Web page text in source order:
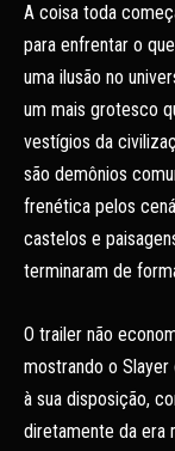
A coisa toda
para enfrentar o
uma ilusão no
um mais grotesco
vestígios da
são demônios
frenética pelos
castelos e
terminaram de
O trailer não
mostrando o Slayer
à sua disposição,
diretamente da era